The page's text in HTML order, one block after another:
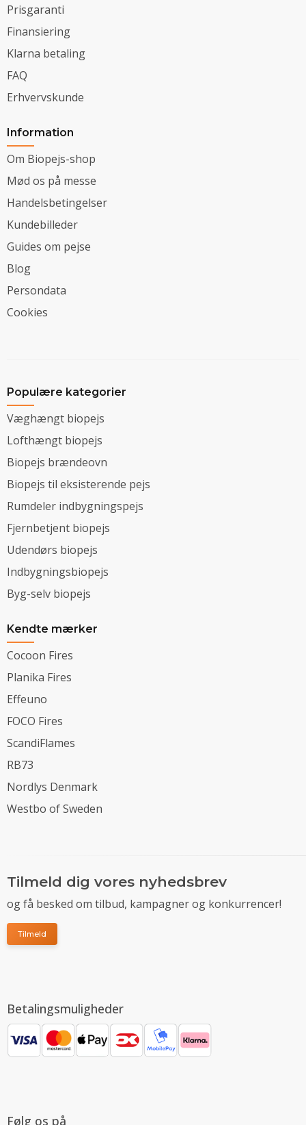
Prisgaranti
Finansiering
Klarna betaling
FAQ
Erhvervskunde
Information
Om Biopejs-shop
Mød os på messe
Handelsbetingelser
Kundebilleder
Guides om pejse
Blog
Persondata
Cookies
Populære kategorier
Væghængt biopejs
Lofthængt biopejs
Biopejs brændeovn
Biopejs til eksisterende pejs
Rumdeler indbygningspejs
Fjernbetjent biopejs
Udendørs biopejs
Indbygningsbiopejs
Byg-selv biopejs
Kendte mærker
Cocoon Fires
Planika Fires
Effeuno
FOCO Fires
ScandiFlames
RB73
Nordlys Denmark
Westbo of Sweden
Tilmeld dig vores nyhedsbrev
og få besked om tilbud, kampagner og konkurrencer!
Tilmeld
Betalingsmuligheder
Følg os på